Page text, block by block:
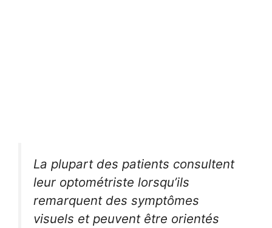
La plupart des patients consultent
leur optométriste lorsqu’ils
remarquent des symptômes
visuels et peuvent être orientés